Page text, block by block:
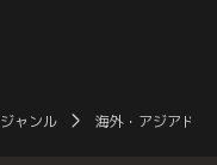
ジャンル 海外・アジアドラ